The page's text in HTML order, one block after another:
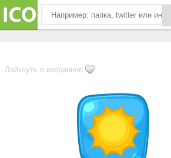
Лайкнуть в избранное